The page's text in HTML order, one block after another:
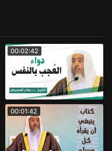
00:02:42
00:01:42